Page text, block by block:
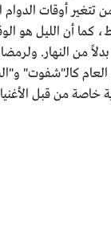
تتغير أوقات
ساعات فقط، كما أن الليل
من النهار.
العام كالـ"شفوت"
خاصة من قبل